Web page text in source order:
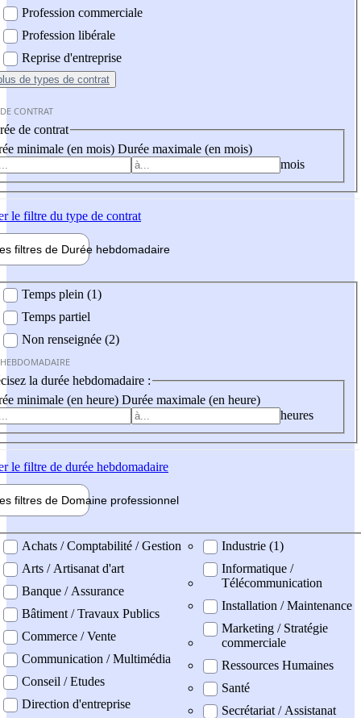
Profession commerciale
Profession libérale
Reprise d'entreprise
de types de contrat
CONTRAT
de contrat
minimale (en mois) Durée maximale (en mois)
mois
le filtre du type de contrat
filtres de Durée hebdomadaire
Temps plein (1)
Temps partiel
Non renseignée (2)
la durée hebdomadaire :
minimale (en heure) Durée maximale (en heure)
heures
le filtre de durée hebdomadaire
filtres de Domaine professionnel
professionel
Achats / Comptabilité / Gestion
Arts / Artisanat d'art
Banque / Assurance
Bâtiment / Travaux Publics
Commerce / Vente
Communication / Multimédia
Conseil / Etudes
Direction d'entreprise
Industrie (1)
Informatique /
Télécommunication
Installation / Maintenance
Marketing / Stratégie
commerciale
Ressources Humaines
Santé
Secrétariat / Assistanat